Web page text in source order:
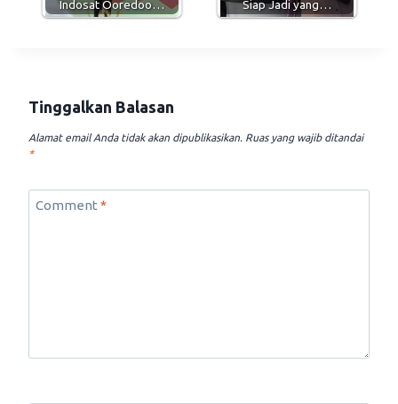
Indosat Ooredoo… Siap Jadi yang…
Tinggalkan Balasan
Alamat email Anda tidak akan dipublikasikan. Ruas yang wajib ditandai
*
Comment *